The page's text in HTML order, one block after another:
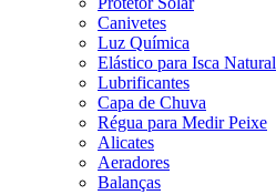
Canivetes
Luz Química
Elástico para Isca Natural
Lubrificantes
Capa de Chuva
Régua para Medir Peixe
Alicates
Aeradores
Balanças